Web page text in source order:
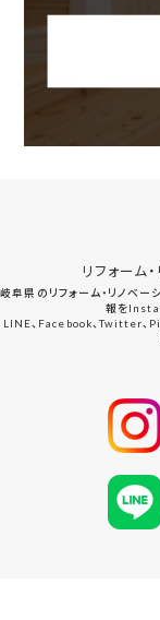
リフォーム
岐阜県のリフォーム・リノベ
報を
LINE、Facebook、Twitter、